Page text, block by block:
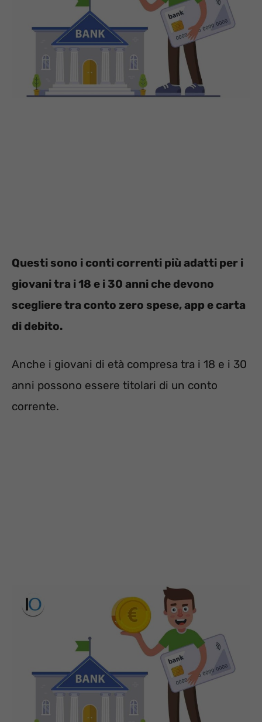
Questi sono i conti correnti più adatti per i
giovani tra i 18 e i 30 anni che devono
scegliere tra conto zero spese, app e carta
di debito.
Anche i giovani di età compresa tra i 18 e i 30
anni possono essere titolari di un conto
corrente.